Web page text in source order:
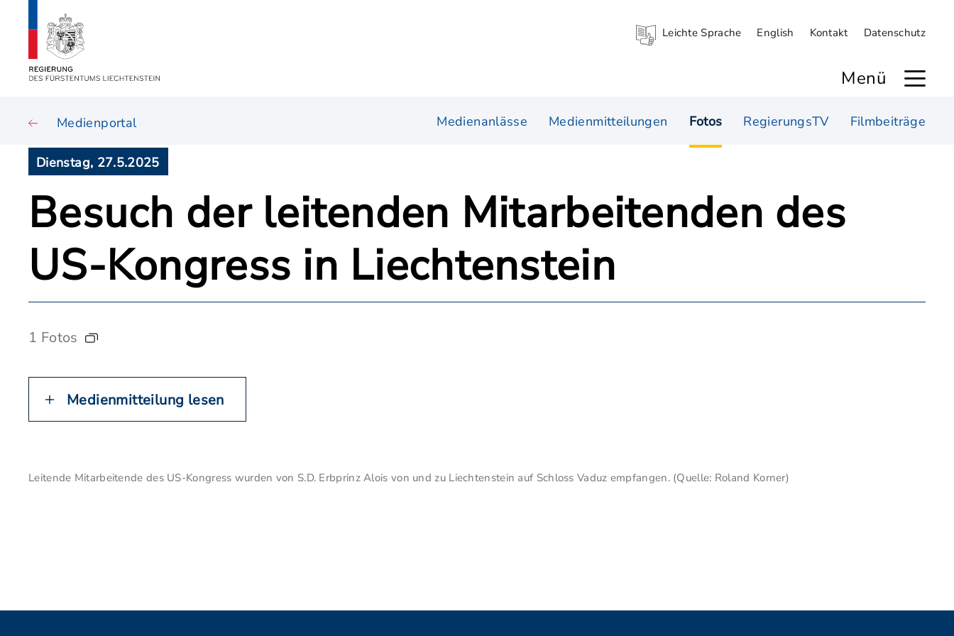
Leichte Sprache English Kontakt Datenschutz
Menü
Medienportal Medienanlässe Medienmitteilungen Fotos RegierungsTV Filmbeiträge
Dienstag, 27.5.2025
Besuch der leitenden Mitarbeitenden des
US-Kongress in Liechtenstein
1 Fotos
Medienmitteilung lesen
Leitende Mitarbeitende des US-Kongress wurden von S.D. Erbprinz Alois von und zu Liechtenstein auf Schloss Vaduz empfangen. (Quelle: Roland Korner)